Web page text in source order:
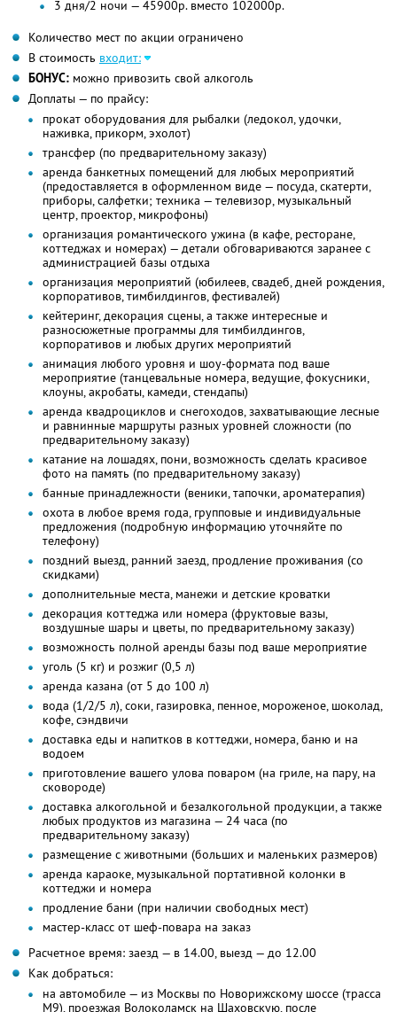
3 дня/2 ночи — 45900р. вместо 102000р.
Количество мест по акции ограничено
В стоимость входит:
БОНУС: можно привозить свой алкоголь
Доплаты — по прайсу:
прокат оборудования для рыбалки (ледокол, удочки,
наживка, прикорм, эхолот)
трансфер (по предварительному заказу)
аренда банкетных помещений для любых мероприятий
(предоставляется в оформленном виде — посуда, скатерти,
приборы, салфетки; техника — телевизор, музыкальный
центр, проектор, микрофоны)
организация романтического ужина (в кафе, ресторане,
коттеджах и номерах) — детали обговариваются заранее с
администрацией базы отдыха
организация мероприятий (юбилеев, свадеб, дней рождения,
корпоративов, тимбилдингов, фестивалей)
кейтеринг, декорация сцены, а также интересные и
разносюжетные программы для тимбилдингов,
корпоративов и любых других мероприятий
анимация любого уровня и шоу-формата под ваше
мероприятие (танцевальные номера, ведущие, фокусники,
клоуны, акробаты, камеди, стендапы)
аренда квадроциклов и снегоходов, захватывающие лесные
и равнинные маршруты разных уровней сложности (по
предварительному заказу)
катание на лошадях, пони, возможность сделать красивое
фото на память (по предварительному заказу)
банные принадлежности (веники, тапочки, ароматерапия)
охота в любое время года, групповые и индивидуальные
предложения (подробную информацию уточняйте по
телефону)
поздний выезд, ранний заезд, продление проживания (со
скидками)
дополнительные места, манежи и детские кроватки
декорация коттеджа или номера (фруктовые вазы,
воздушные шары и цветы, по предварительному заказу)
возможность полной аренды базы под ваше мероприятие
уголь (5 кг) и розжиг (0,5 л)
аренда казана (от 5 до 100 л)
вода (1/2/5 л), соки, газировка, пенное, мороженое, шоколад,
кофе, сэндвичи
доставка еды и напитков в коттеджи, номера, баню и на
водоем
приготовление вашего улова поваром (на гриле, на пару, на
сковороде)
доставка алкогольной и безалкогольной продукции, а также
любых продуктов из магазина — 24 часа (по
предварительному заказу)
размещение с животными (больших и маленьких размеров)
аренда караоке, музыкальной портативной колонки в
коттеджи и номера
продление бани (при наличии свободных мест)
мастер-класс от шеф-повара на заказ
Расчетное время: заезд — в 14.00, выезд — до 12.00
Как добраться:
на автомобиле — из Москвы по Новорижскому шоссе (трасса
М9), проезжая Волоколамск на Шаховскую, после